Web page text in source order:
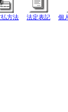
払方法 法定表記 個